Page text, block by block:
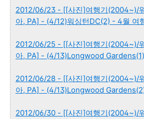
2012/06/23 - [[사진]여행기(2004~)/
아, PA] - (4/12)워싱턴DC(2) - 4월 여
2012/06/25 - [[사진]여행기(2004~)/
아, PA] - (4/13)Longwood
2012/06/28 - [[사진]여행기(2004~)/
아, PA] - (4/13)Longwood
2012/06/30 - [[사진]여행기(2004~)/